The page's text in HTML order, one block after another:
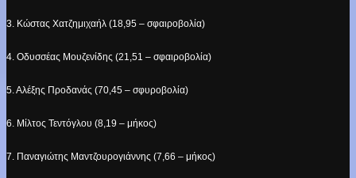
3. Κώστας Χατζημιχαήλ (18,95 – σφαιροβολία)
4. Οδυσσέας Μουζενίδης (21,51 – σφαιροβολία)
5. Αλέξης Προδανάς (70,45 – σφυροβολία)
6. Μίλτος Τεντόγλου (8,19 – μήκος)
7. Παναγιώτης Μαντζουρογιάννης (7,66 – μήκος)